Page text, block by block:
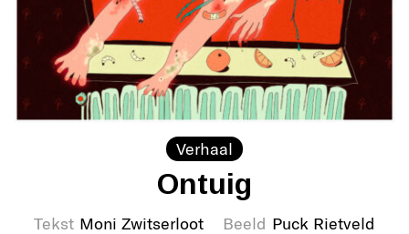
Verhaal
Ontuig
Tekst Moni Zwitserloot Beeld Puck Rietveld